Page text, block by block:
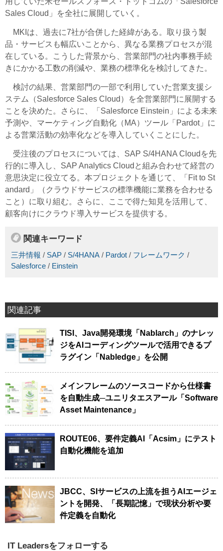
Sales Cloud」を全社に展開していく。
MKIは、過去に7社が合併した経緯がある。取り扱う製
品・サービスも幅広いことから、異なる業務プロセスが混
在している。こうした背景から、営業部門の社内事務手続
きにかかる工数の削減や、業務の標準化を検討してきた。
検討の結果、営業部門の一部で利用していた営業支援シ
ステム（Salesforce Sales Cloud）を全営業部門に展開する
ことを決めた。さらに、「Salesforce Einstein」による未来
予測や、マーケティング自動化（MA）ツール「Pardot」に
よる営業活動の効率化などを導入していくことにした。
受注後のプロセスについては、SAP S/4HANA Cloudを先
行的に導入し、SAP Analytics Cloudと組み合わせて経営の
意思決定に役立てる。本プロジェクトを通じて、「Fit to St
andard」（クラウドサービスの標準機能に業務を合わせる
こと）に取り組む。さらに、ここで得た知見を活用して、
顧客向けにクラウド導入サービスを提供する。
関連キーワード
三井情報 / SAP / S/4HANA / Pardot / フレームワーク /
Salesforce / Einstein
関連記事
TISI、Java開発環境「Nablarch」のナレッ
ジをAIコーディングツールで活用できるプ
ラグイン「Nabledge」を公開
メインフレームのソースコードから仕様書
を自動生成─ユニリタエスアール「Software
Asset Maintenance」
ROUTE06、要件定義AI「Acsim」にテスト
自動化機能を追加
JBCC、SIサービスの上流を担うAIエージェ
ントを開発、「長期記憶」で現状分析や要
件定義を自動化
IT Leadersをフォローする